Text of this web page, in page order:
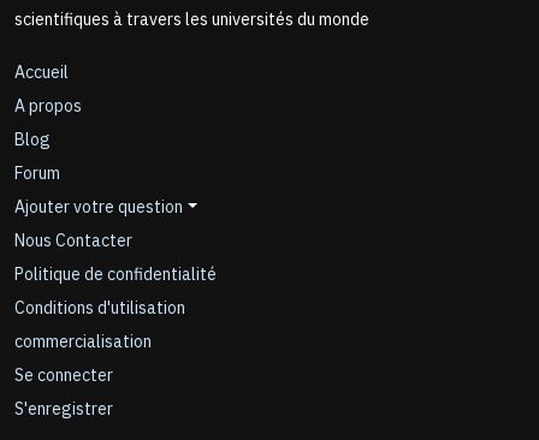
scientifiques à travers les universités du monde
Accueil
A propos
Blog
Forum
Ajouter votre question
Nous Contacter
Politique de confidentialité
Conditions d'utilisation
commercialisation
Se connecter
S'enregistrer